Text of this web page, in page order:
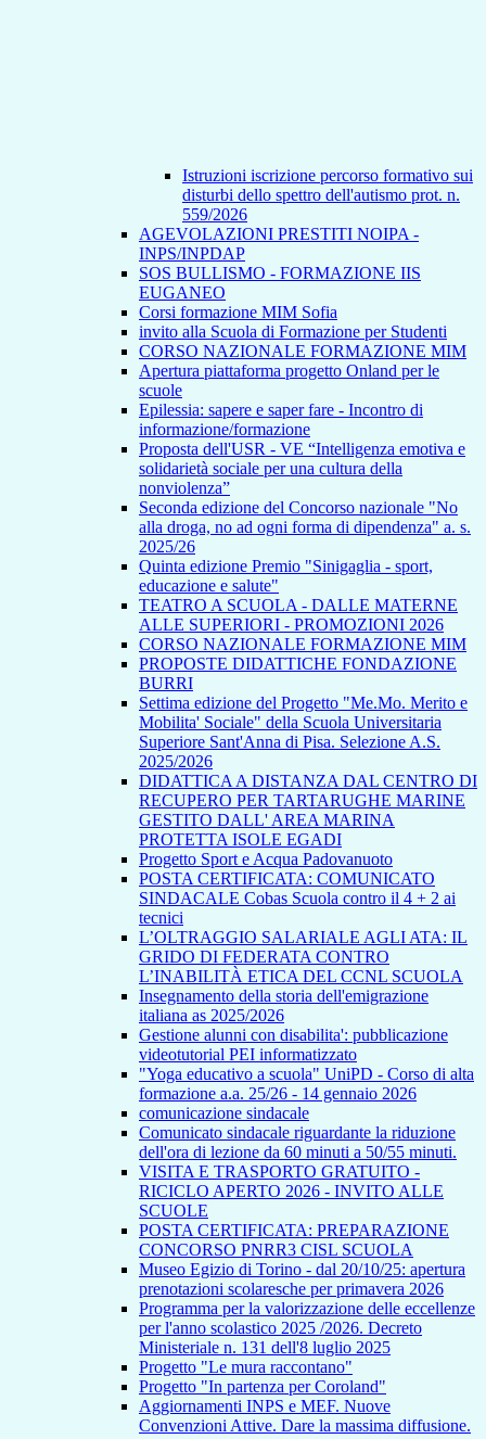
Istruzioni iscrizione percorso formativo sui
disturbi dello spettro dell'autismo prot. n.
559/2026
AGEVOLAZIONI PRESTITI NOIPA -
INPS/INPDAP
SOS BULLISMO - FORMAZIONE IIS
EUGANEO
Corsi formazione MIM Sofia
invito alla Scuola di Formazione per Studenti
CORSO NAZIONALE FORMAZIONE MIM
Apertura piattaforma progetto Onland per le
scuole
Epilessia: sapere e saper fare - Incontro di
informazione/formazione
Proposta dell'USR - VE “Intelligenza emotiva e
solidarietà sociale per una cultura della
nonviolenza”
Seconda edizione del Concorso nazionale "No
alla droga, no ad ogni forma di dipendenza" a. s.
2025/26
Quinta edizione Premio "Sinigaglia - sport,
educazione e salute"
TEATRO A SCUOLA - DALLE MATERNE
ALLE SUPERIORI - PROMOZIONI 2026
CORSO NAZIONALE FORMAZIONE MIM
PROPOSTE DIDATTICHE FONDAZIONE
BURRI
Settima edizione del Progetto "Me.Mo. Merito e
Mobilita' Sociale" della Scuola Universitaria
Superiore Sant'Anna di Pisa. Selezione A.S.
2025/2026
DIDATTICA A DISTANZA DAL CENTRO DI
RECUPERO PER TARTARUGHE MARINE
GESTITO DALL' AREA MARINA
PROTETTA ISOLE EGADI
Progetto Sport e Acqua Padovanuoto
POSTA CERTIFICATA: COMUNICATO
SINDACALE Cobas Scuola contro il 4 + 2 ai
tecnici
L’OLTRAGGIO SALARIALE AGLI ATA: IL
GRIDO DI FEDERATA CONTRO
L’INABILITÀ ETICA DEL CCNL SCUOLA
Insegnamento della storia dell'emigrazione
italiana as 2025/2026
Gestione alunni con disabilita': pubblicazione
videotutorial PEI informatizzato
"Yoga educativo a scuola" UniPD - Corso di alta
formazione a.a. 25/26 - 14 gennaio 2026
comunicazione sindacale
Comunicato sindacale riguardante la riduzione
dell'ora di lezione da 60 minuti a 50/55 minuti.
VISITA E TRASPORTO GRATUITO -
RICICLO APERTO 2026 - INVITO ALLE
SCUOLE
POSTA CERTIFICATA: PREPARAZIONE
CONCORSO PNRR3 CISL SCUOLA
Museo Egizio di Torino - dal 20/10/25: apertura
prenotazioni scolaresche per primavera 2026
Programma per la valorizzazione delle eccellenze
per l'anno scolastico 2025 /2026. Decreto
Ministeriale n. 131 dell'8 luglio 2025
Progetto "Le mura raccontano"
Progetto "In partenza per Coroland"
Aggiornamenti INPS e MEF. Nuove
Convenzioni Attive. Dare la massima diffusione.